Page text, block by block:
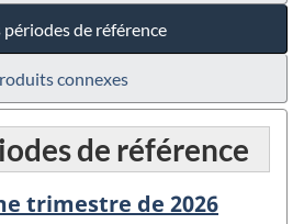
de référence
connexes
de référence
trimestre de 2026